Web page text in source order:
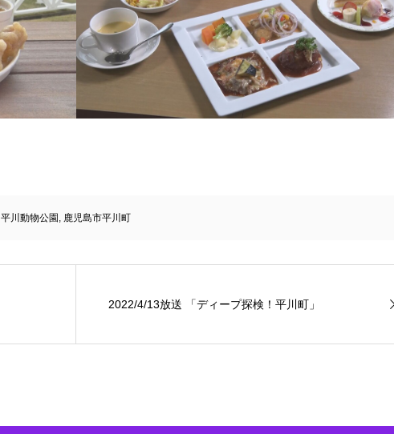
平川動物公園 鹿児島市平川町
2022/4/13放送 「ディープ探検！平川町」